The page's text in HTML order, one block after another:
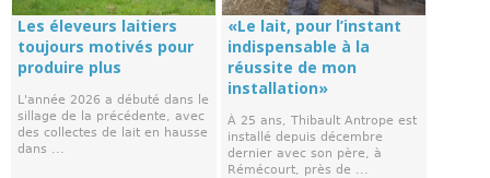
Les éleveurs laitiers
toujours motivés pour
produire plus
L'année 2026 a débuté dans le
sillage de la précédente, avec
des collectes de lait en hausse
dans ...
«Le lait, pour l’instant
indispensable à la
réussite de mon
installation»
À 25 ans, Thibault Antrope est
installé depuis décembre
dernier avec son père, à
Rémécourt, près de ...